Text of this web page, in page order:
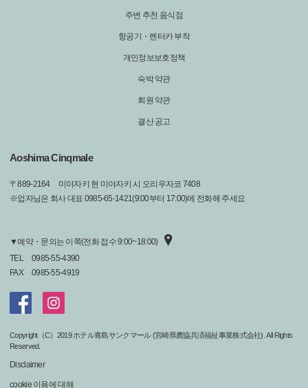
주변 추천 음식점
항공기・렌터카 부착
개인정보보호정책
숙박 약관
회원 약관
결산 공고
Aoshima Cinqmale
〒889-2164
미야자키 현 미야자키 시 오리우자코 7408
※업자님은 회사 대표 0985-65-1421(9:00부터 17:00)에 전화해 주세요
▼예약・문의는 이쪽(전화 접수 9:00~18:00)
TEL
0985-55-4390
FAX
0985-55-4919
Copyright（C）2019 ホテル青島サンクマール (宮崎県農協共済福祉事業株式会社). All Rights
Reserved.
Disclaimer
cookie 이용에 대해